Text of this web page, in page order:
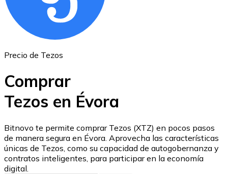
USD Coin
USDC
Precio de Tezos
Comprar
Tezos en Évora
Bitnovo te permite comprar Tezos (XTZ) en pocos pasos
de manera segura en Évora. Aprovecha las características
únicas de Tezos, como su capacidad de autogobernanza y
contratos inteligentes, para participar en la economía
digital.